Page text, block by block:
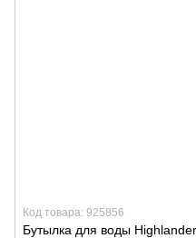
Код товара: 925856
Бутылка для воды